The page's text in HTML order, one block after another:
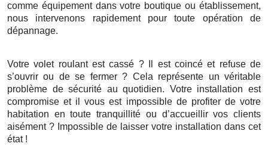
comme équipement dans votre boutique ou établissement,
nous intervenons rapidement pour toute opération de
dépannage.
Votre volet roulant est cassé ? Il est coincé et refuse de
s’ouvrir ou de se fermer ? Cela représente un véritable
problème de sécurité au quotidien. Votre installation est
compromise et il vous est impossible de profiter de votre
habitation en toute tranquillité ou d’accueillir vos clients
aisément ? Impossible de laisser votre installation dans cet
état !